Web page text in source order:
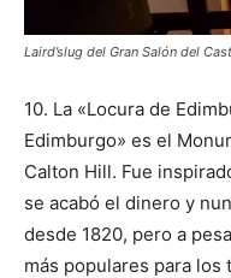
Laird’slug del Gran Salón del
10. La «Locura de
Edimburgo» es el
Calton Hill. Fue
se acabó el dinero y
desde 1820, pero a
más populares para los